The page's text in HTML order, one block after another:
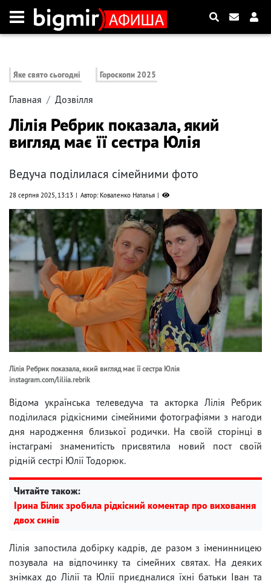
Яке свято сьогодні Гороскопи 2025
Главная Дозвілля
Лілія Ребрик показала, який
вигляд має її сестра Юлія
Ведуча поділилася сімейними фото
28 серпня 2025, 13:13 Автор: Коваленко Наталья
Лілія Ребрик показала, який вигляд має її сестра Юлія
instagram.com/liliia.rebrik
Відома українська телеведуча та акторка Лілія Ребрик
поділилася рідкісними сімейними фотографіями з нагоди
дня народження близької родички. На своїй сторінці в
інстаграмі знаменитість присвятила новий пост своїй
рідній сестрі Юлії Тодорюк.
Читайте також:
Ірина Білик зробила рідкісний коментар про виховання
двох синів
Лілія запостила добірку кадрів, де разом з іменинницею
позувала на відпочинку та сімейних святах. На деяких
знімках до Лілії та Юлії приєдналися їхні батьки Іван та